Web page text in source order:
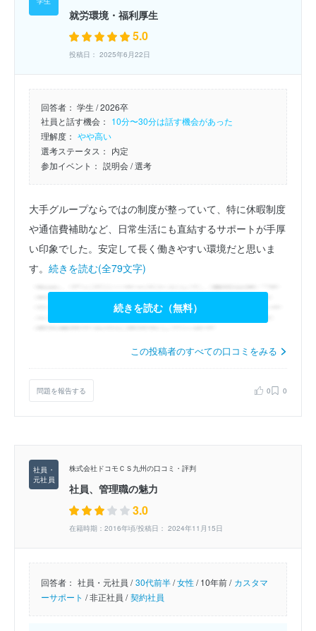
就労環境・福利厚生
5.0
投稿日： 2025年6月22日
回答者： 学生 / 2026卒
社員と話す機会： 10分〜30分は話す機会があった
理解度： やや高い
選考ステータス： 内定
参加イベント： 説明会/ 選考
大手グループならではの制度が整っていて、特に休暇制度
や通信費補助など、日常生活にも直結するサポートが手厚
い印象でした。安定して長く働きやすい環境だと思いま
す。 続きを読む(全79文字)
続きを読む（無料）
この投稿者のすべての口コミをみる
問題を報告する 0 0
株式会社ドコモＣＳ九州の口コミ・評判
社員、管理職の魅力
3.0
在籍時期：2016年頃/投稿日： 2024年11月15日
回答者： 社員・元社員 / 30代前半/女性/10年前 / カスタマ
ーサポート /非正社員 / 契約社員